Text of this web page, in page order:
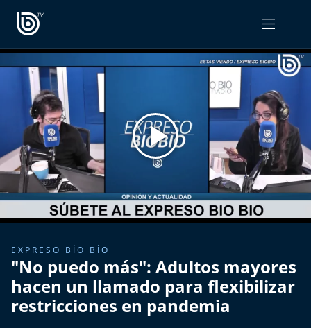
PROGRAMAS
Radiograma
Expreso Bío Bío
Podría Ser Peor
La Entrevista de Tomás Mosciatti
Entrevistas BioBioTV
Comentarios de Tomás Mosciatti
Más de Ti Podcast
OPINIÓN
PODCAST RADIOGRAMA
EXPRESO BÍO BÍO
"No puedo más": Adultos mayores
hacen un llamado para flexibilizar
restricciones en pandemia